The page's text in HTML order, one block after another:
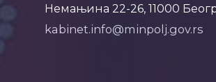
Немањина 22-26, 11000
kabinet.info@minpolj.gov.rs